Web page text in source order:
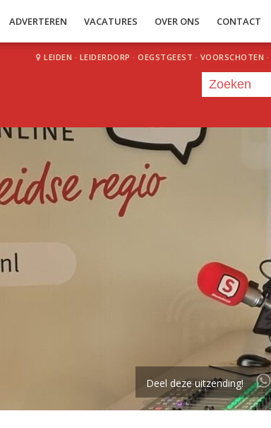
ADVERTEREN VACATURES OVER ONS CONTACT
LEIDEN · LEIDERDORP · OEGSTGEEST · VOORSCHOTEN ·
Deel deze uitzending!